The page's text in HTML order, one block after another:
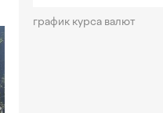
график курса валют